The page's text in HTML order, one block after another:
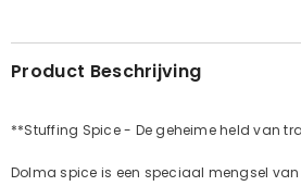
Product Beschrijving
**Stuffing Spice - De geheime held van
Dolma spice is een speciaal mengsel